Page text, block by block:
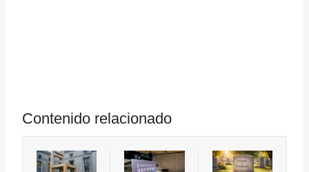
Contenido relacionado